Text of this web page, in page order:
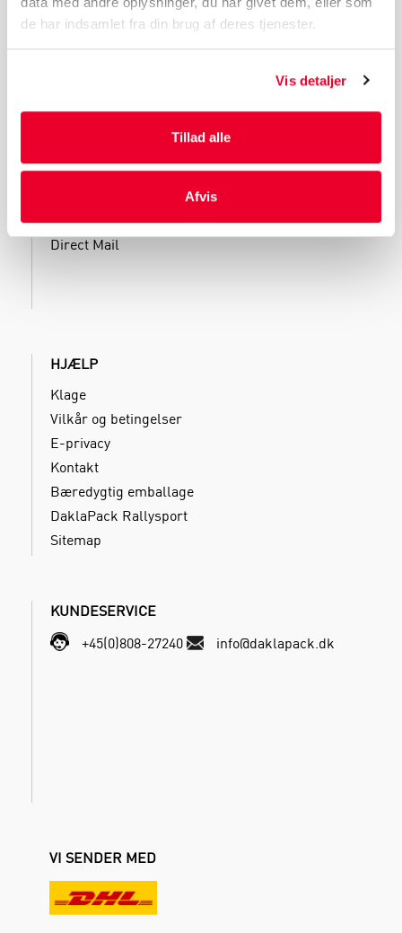
de har indsamlet fra din brug af deres tjenester.
Vis detaljer
Tillad alle
Afvis
SERVICES
Påfyldning
Oplagring
Direct Mail
HJÆLP
Klage
Vilkår og betingelser
E-privacy
Kontakt
Bæredygtig emballage
DaklaPack Rallysport
Sitemap
KUNDESERVICE
+45(0)808-27240
info@daklapack.dk
VI SENDER MED